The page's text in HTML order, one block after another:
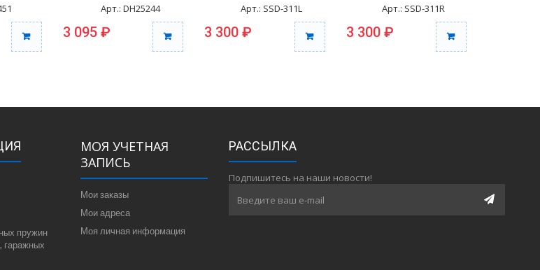
Арт.: DH25244
3 095 ₽
Арт.: SSD-311L
3 300 ₽
Арт.: SSD-311R
3 300 ₽
пружин
гаражных
МОЯ УЧЕТНАЯ
ЗАПИСЬ
Мои заказы
Мои адреса
Моя личная информация
РАССЫЛКА
Подпишитесь на наши новости!